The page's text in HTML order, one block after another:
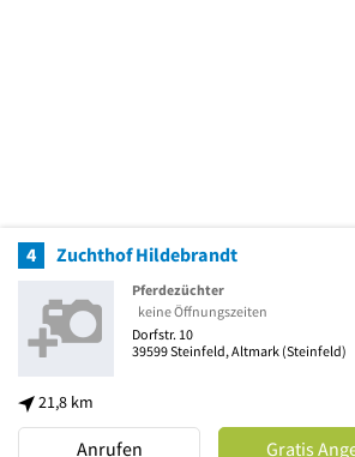
4 Zuchthof Hildebrandt
21,8 km
Pferdezüchter
keine Öffnungszeiten
Dorfstr. 10
39599Steinfeld, Altmark (Steinfeld)
Anrufen Gratis